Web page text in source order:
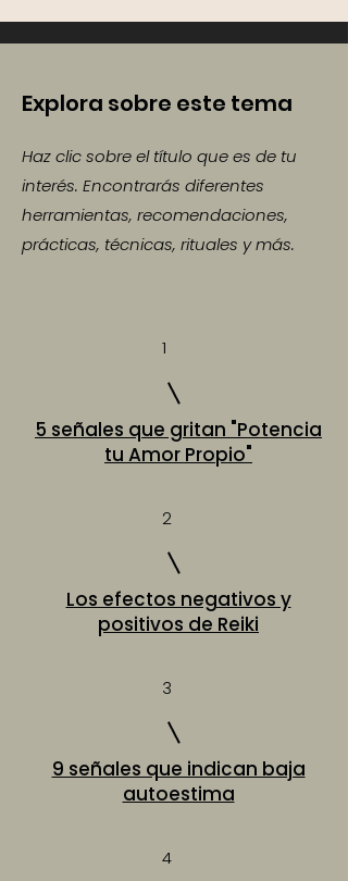
Explora sobre este tema
Haz clic sobre el título que es de tu
interés. Encontrarás diferentes
herramientas, recomendaciones,
prácticas, técnicas, rituales y más.
1
5 señales que gritan "Potencia
tu Amor Propio"
2
Los efectos negativos y
positivos de Reiki
3
9 señales que indican baja
autoestima
4